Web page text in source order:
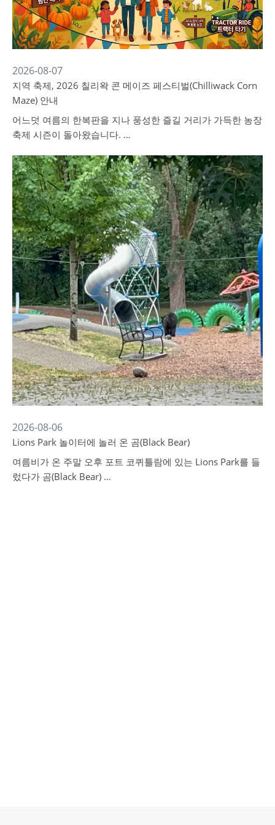
2026-08-07
지역 축제, 2026 칠리왁 콘 메이즈 페스티벌(Chilliwack Corn
Maze) 안내
어느덧 여름의 한복판을 지나 풍성한 즐길 거리가 가득한 농장
축제 시즌이 돌아왔습니다. …
2026-08-06
Lions Park 놀이터에 놀러 온 곰(Black Bear)
여름비가 온 주말 오후 포트 코퀴틀람에 있는 Lions Park를 들
렀다가 곰(Black Bear) …